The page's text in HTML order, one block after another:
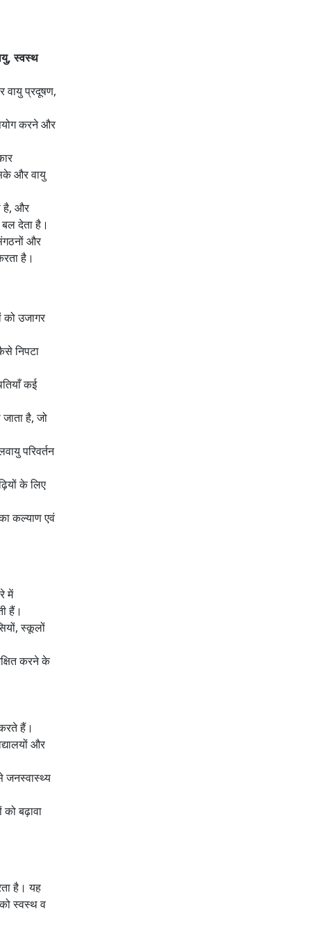
स्वस्थ
वायु प्रदूषण,
करने और
और वायु
है, और
देता है।
और
है।
को उजागर
निपटा
कई
है, जो
परिवर्तन
के लिए
कल्याण एवं
में
हैं।
स्कूलों
करने के
हैं।
और
जनस्वास्थ्य
बढ़ावा
है। यह
स्वस्थ व